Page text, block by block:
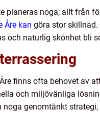
planeras noga; allt från
Åre kan göra stor
och naturlig skönhet bli
finns ofta behovet av
och miljövänliga
genomtänkt